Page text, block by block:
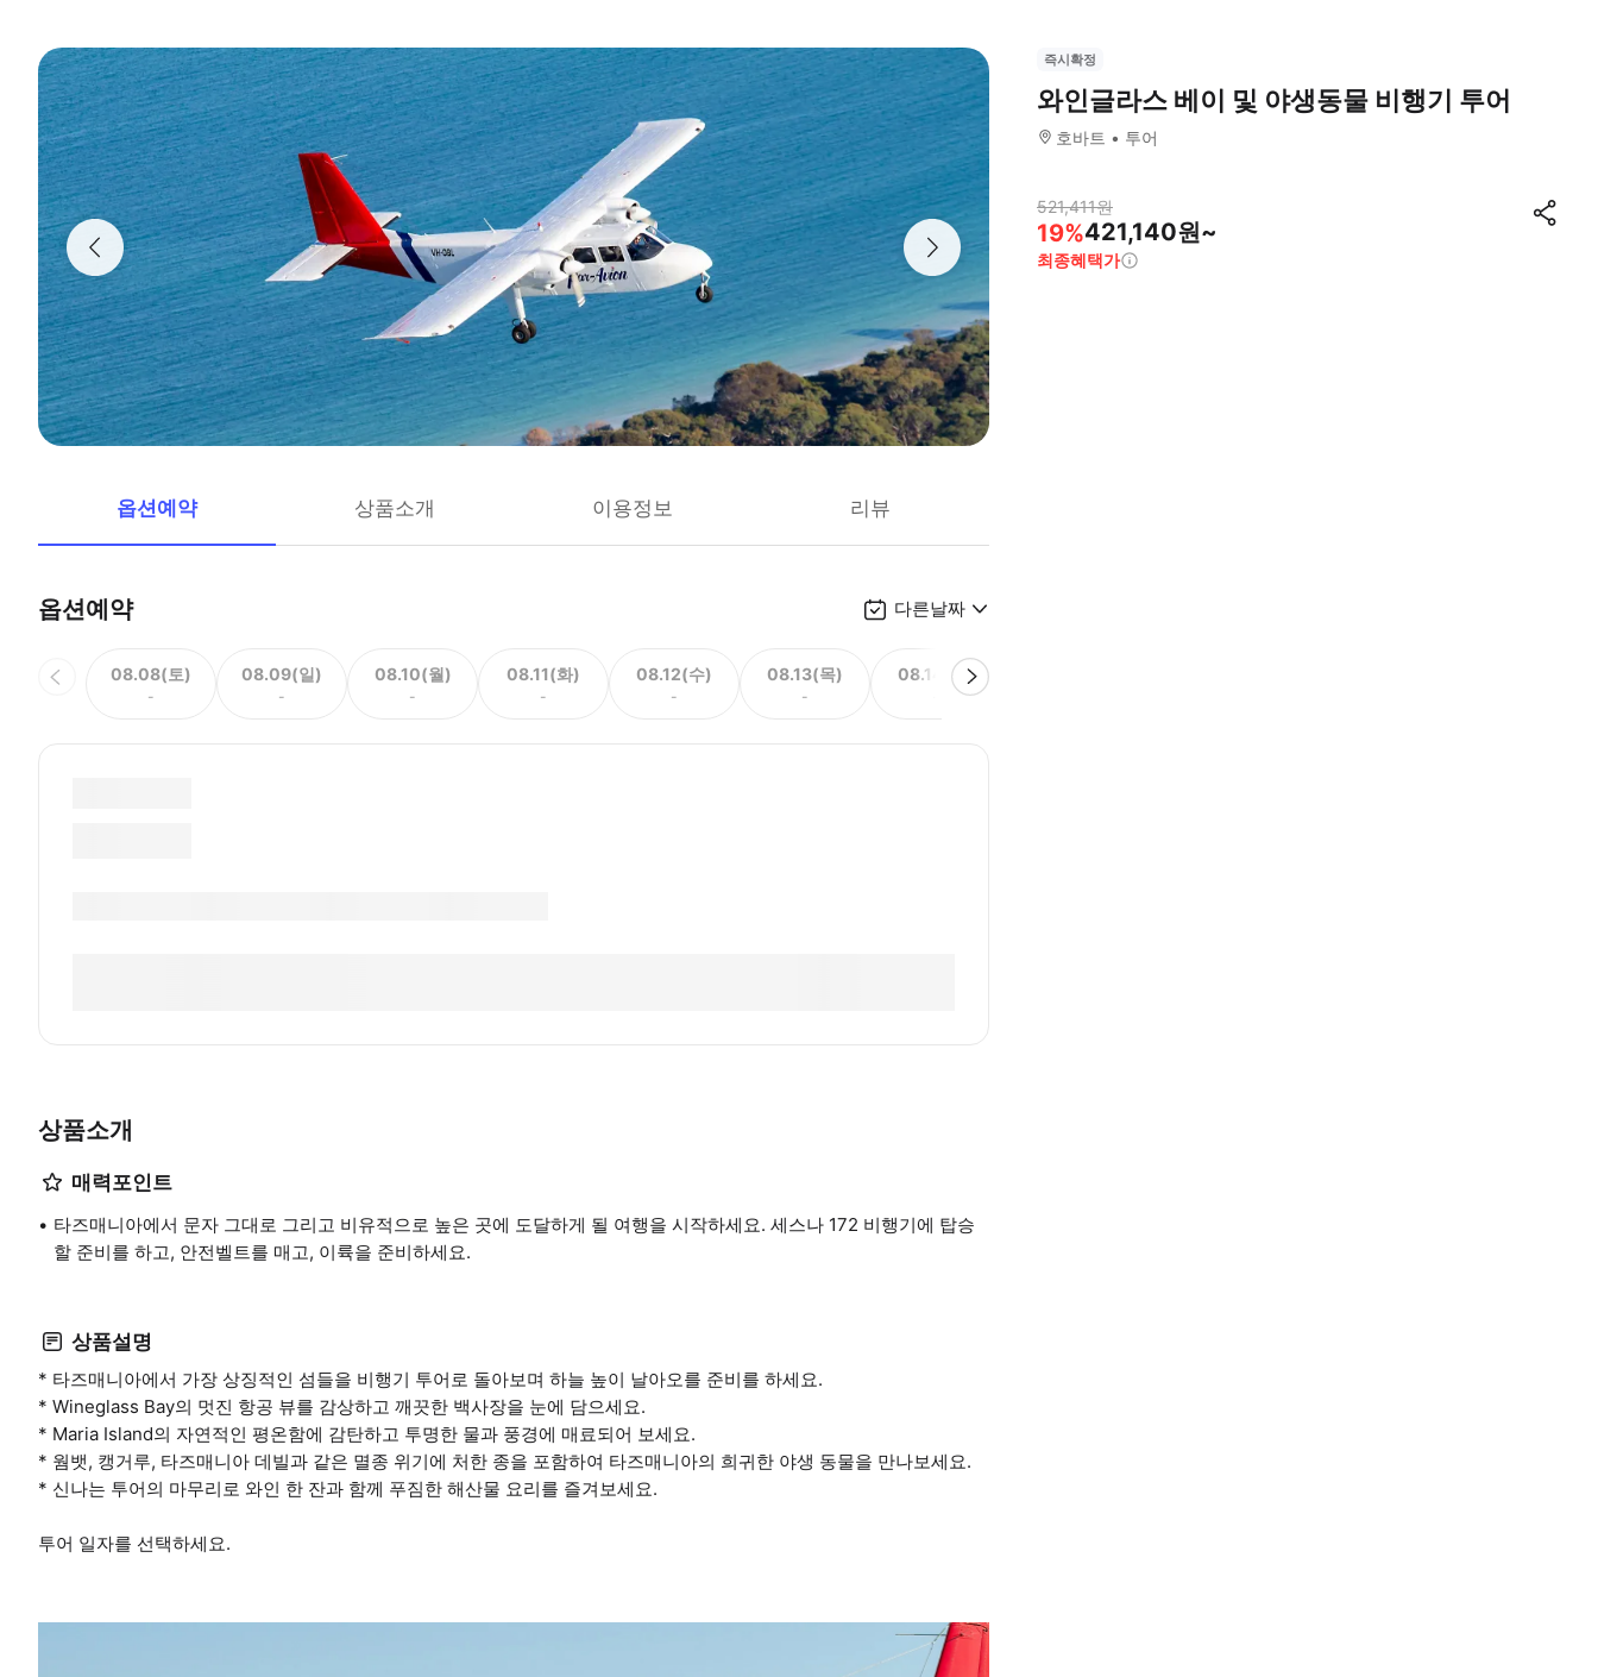
옵션예약 상품소개 이용정보 리뷰
옵션예약 다른날짜
08.08(토)
-
08.09(일)
-
08.10(월)
-
08.11(화)
-
08.12(수)
-
08.13(목)
-
08.14(금)
상품소개
매력포인트
타즈매니아에서 문자 그대로 그리고 비유적으로 높은 곳에 도달하게 될 여행을 시작하세요. 세스나 172 비행기에 탑승
할 준비를 하고, 안전벨트를 매고, 이륙을 준비하세요.
상품설명
* 타즈매니아에서 가장 상징적인 섬들을 비행기 투어로 돌아보며 하늘 높이 날아오를 준비를 하세요.
* Wineglass Bay의 멋진 항공 뷰를 감상하고 깨끗한 백사장을 눈에 담으세요.
* Maria Island의 자연적인 평온함에 감탄하고 투명한 물과 풍경에 매료되어 보세요.
* 웜뱃, 캥거루, 타즈매니아 데빌과 같은 멸종 위기에 처한 종을 포함하여 타즈매니아의 희귀한 야생 동물을 만나보세요.
* 신나는 투어의 마무리로 와인 한 잔과 함께 푸짐한 해산물 요리를 즐겨보세요.
투어 일자를 선택하세요.
즉시확정
와인글라스 베이 및 야생동물 비행기 투어
호바트 투어
521,411원
19%421,140원~
최종혜택가